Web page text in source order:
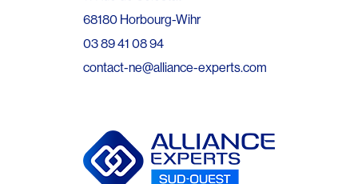
68180 Horbourg-Wihr
03 89 41 08 94
contact-ne@alliance-experts.com